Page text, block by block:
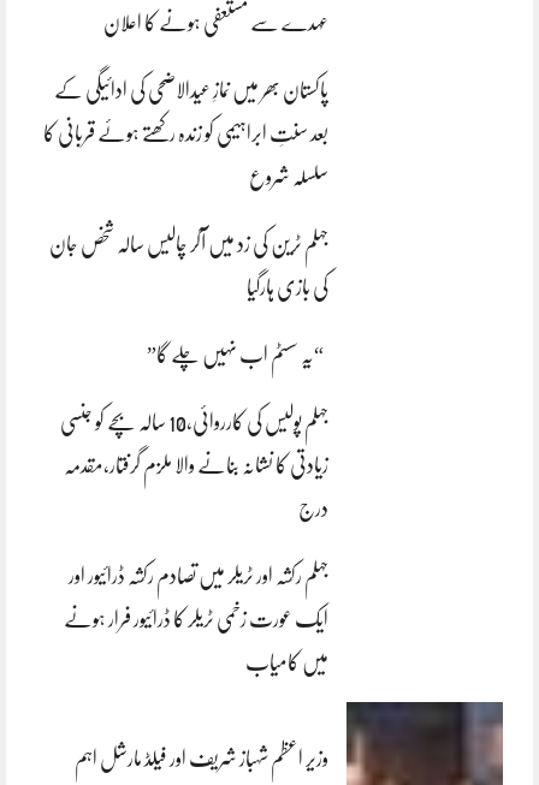
عہدے سے مستعفی ہونے کا اعلان
پاکستان بھر میں نمازِ عیدالاضحی کی ادائیگی کے
بعد سنتِ ابراہیمی کو زندہ رکھتے ہوئے قربانی کا
سلسلہ شروع
جہلم ٹرین کی زد میں آکر چالیس سالہ شخص جان
کی بازی ہارگیا
“یہ سسٹم اب نہیں چلے گا”
جہلم پولیس کی کارروائی،10 سالہ بچے کو جنسی
زیادتی کا نشانہ بنانے والا ملزم گرفتار،مقدمہ
درج
جہلم رکشہ اور ٹریلر میں تصادم رکشہ ڈرائیور اور
ایک عورت زخمی ٹریلر کا ڈرائیور فرار ہونے
میں کامیاب
وزیر اعظم شہباز شریف اور فیلڈ مارشل اہم